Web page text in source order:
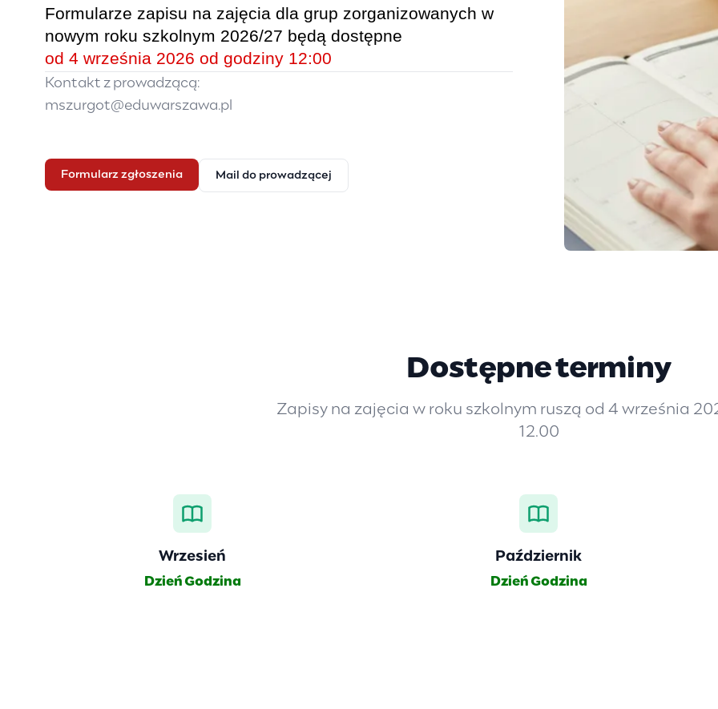
Formularze zapisu na zajęcia dla grup zorganizowanych w
nowym roku szkolnym 2026/27 będą dostępne
od 4 września 2026 od godziny 12:00
Kontakt z prowadzącą:
mszurgot@eduwarszawa.pl
Formularz zgłoszenia Mail do prowadzącej
Dostępne terminy
Zapisy na zajęcia w roku szkolnym ruszą od 4 września
12.00
Wrzesień
DzieńGodzina
Październik
DzieńGodzina